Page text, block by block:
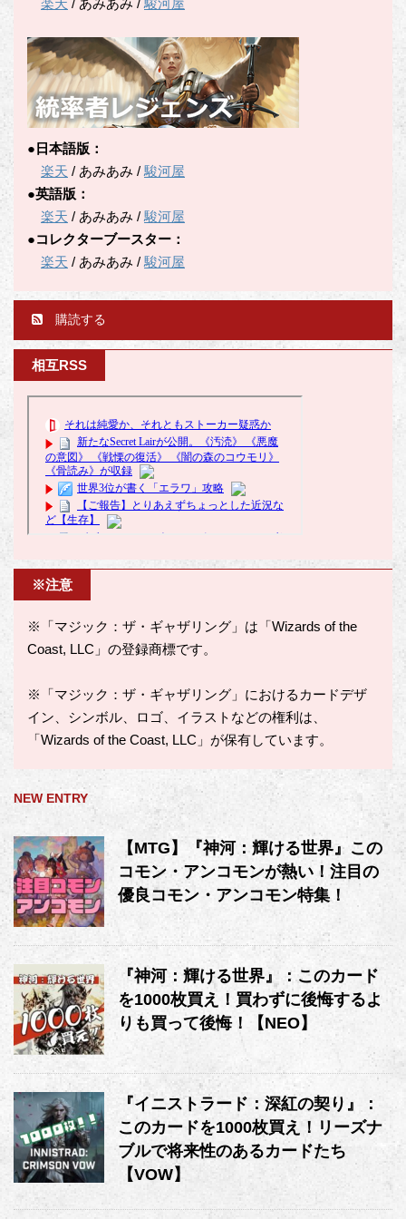
楽天 / あみあみ /駿河屋
●日本語版：
楽天 / あみあみ /駿河屋
●英語版：
楽天 / あみあみ /駿河屋
●コレクターブースター：
楽天 / あみあみ /駿河屋
購読する
相互RSS
※注意
※「マジック：ザ・ギャザリング」は「Wizards of the
Coast, LLC」の登録商標です。
※「マジック：ザ・ギャザリング」におけるカードデザ
イン、シンボル、ロゴ、イラストなどの権利は、
「Wizards of the Coast, LLC」が保有しています。
NEW ENTRY
【MTG】『神河：輝ける世界』この
コモン・アンコモンが熱い！注目の
優良コモン・アンコモン特集！
『神河：輝ける世界』：このカード
を1000枚買え！買わずに後悔するよ
りも買って後悔！【NEO】
『イニストラード：深紅の契り』：
このカードを1000枚買え！リーズナ
ブルで将来性のあるカードたち
【VOW】